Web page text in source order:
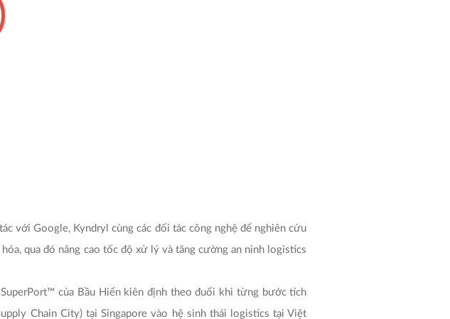
Chain City) tại Singapore vào hệ sinh thái logistics tại Việt
thông minh cho thấy cuộc cạnh tranh trong lĩnh vực này đang
dòng chảy hàng hóa theo thời gian thực bắt đầu quan trọng